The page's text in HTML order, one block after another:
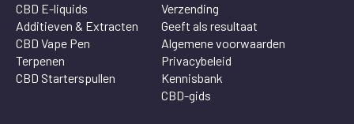
CBD E-liquids
Additieven & Extracten
CBD Vape Pen
Terpenen
CBD Starterspullen
Verzending
Geeft als resultaat
Algemene voorwaarden
Privacybeleid
Kennisbank
CBD-gids